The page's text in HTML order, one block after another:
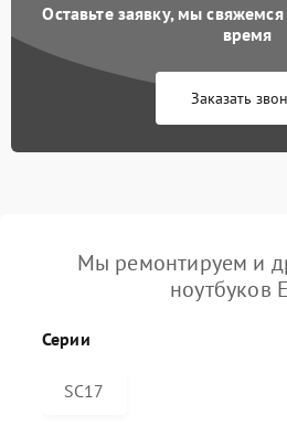
Оставьте заявку, мы
время
Заказать
Мы ремонтируем и
ноутбуков
Серии
SC17